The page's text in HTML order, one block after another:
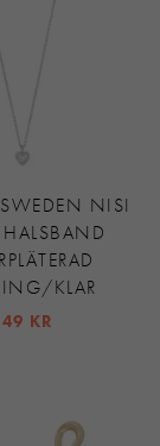
NISI
HALSBAND
KLAR
KR